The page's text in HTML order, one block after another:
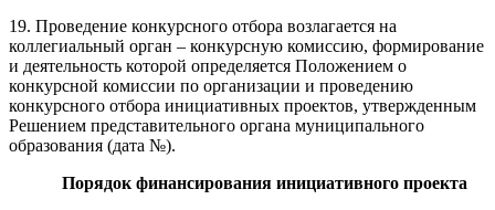
19. Проведение конкурсного отбора возлагается на
коллегиальный орган – конкурсную комиссию, формирование
и деятельность которой определяется Положением о
конкурсной комиссии по организации и проведению
конкурсного отбора инициативных проектов, утвержденным
Решением представительного органа муниципального
образования (дата №).
Порядок финансирования инициативного проекта